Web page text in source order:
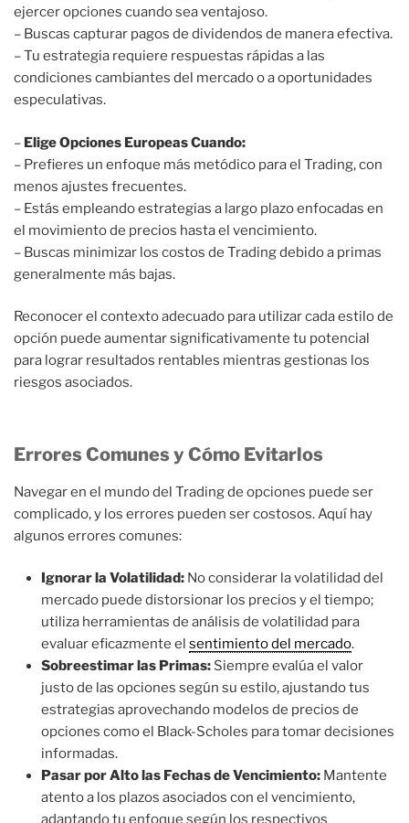
ejercer opciones cuando sea ventajoso.
– Buscas capturar pagos de dividendos de manera efectiva.
– Tu estrategia requiere respuestas rápidas a las
condiciones cambiantes del mercado o a oportunidades
especulativas.
– Elige Opciones Europeas Cuando:
– Prefieres un enfoque más metódico para el Trading, con
menos ajustes frecuentes.
– Estás empleando estrategias a largo plazo enfocadas en
el movimiento de precios hasta el vencimiento.
– Buscas minimizar los costos de Trading debido a primas
generalmente más bajas.
Reconocer el contexto adecuado para utilizar cada estilo de
opción puede aumentar significativamente tu potencial
para lograr resultados rentables mientras gestionas los
riesgos asociados.
Errores Comunes y Cómo Evitarlos
Navegar en el mundo del Trading de opciones puede ser
complicado, y los errores pueden ser costosos. Aquí hay
algunos errores comunes:
Ignorar la Volatilidad: No considerar la volatilidad del
mercado puede distorsionar los precios y el tiempo;
utiliza herramientas de análisis de volatilidad para
evaluar eficazmente el sentimiento del mercado.
Sobreestimar las Primas: Siempre evalúa el valor
justo de las opciones según su estilo, ajustando tus
estrategias aprovechando modelos de precios de
opciones como el Black-Scholes para tomar decisiones
informadas.
Pasar por Alto las Fechas de Vencimiento: Mantente
atento a los plazos asociados con el vencimiento,
adaptando tu enfoque según los respectivos